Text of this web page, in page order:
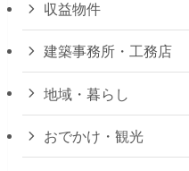
収益物件
建築事務所・工務店
地域・暮らし
おでかけ・観光